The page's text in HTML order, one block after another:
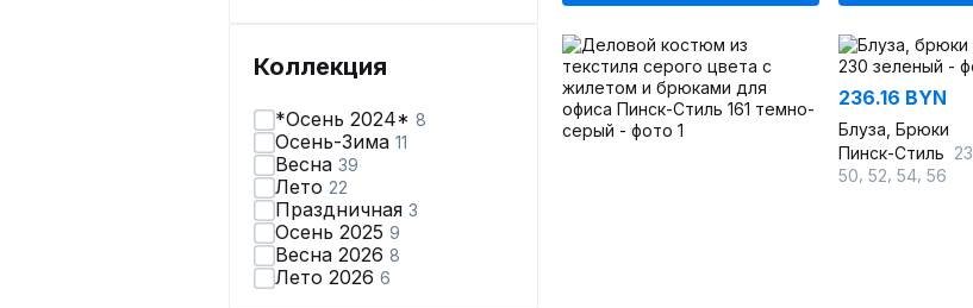
Коллекция
*Осень 2024* 8
Осень-Зима 11
Весна 39
Лето 22
Праздничная 3
Осень 2025 9
Весна 2026 8
Лето 2026 6
236.16 BYN
Блуза, Брюки
Пинск-Стиль
50 52 54 56